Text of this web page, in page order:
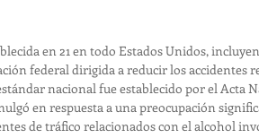
en 21 en todo Estados Unidos,
federal dirigida a reducir los accidentes
nacional fue establecido por el Acta
en respuesta a una preocupación
de tráfico relacionados con el alcohol